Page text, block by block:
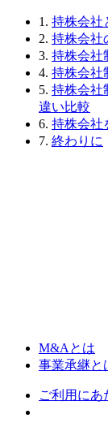
1. 持株会社
2. 持株会社
3. 持株会社
4. 持株会社
5. 持株会社
違い比較
6. 持株会社
7. 終わりに
M&Aとは
事業承継と
ご利用にあ